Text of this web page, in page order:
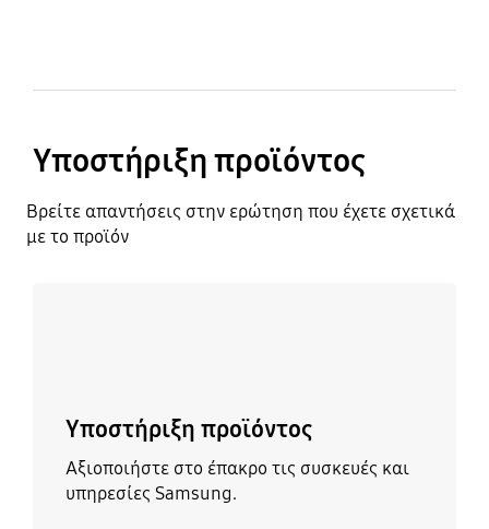
Υποστήριξη προϊόντος
Βρείτε απαντήσεις στην ερώτηση που έχετε σχετικά
με το προϊόν
Υποστήριξη προϊόντος
Αξιοποιήστε στο έπακρο τις συσκευές και
υπηρεσίες Samsung.